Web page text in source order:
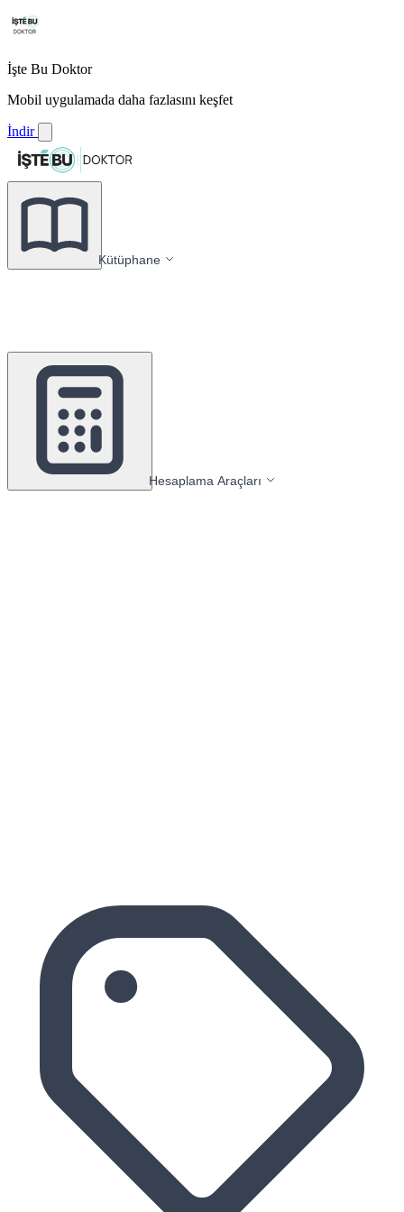
İşte Bu Doktor
Mobil uygulamada daha fazlasını keşfet
İndir
Kütüphane
Hesaplama Araçları